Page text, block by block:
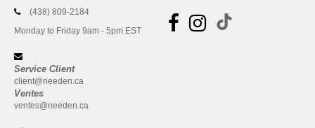
(438) 809-2184
Monday to Friday 9am - 5pm EST
Service Client
client@needen.ca
Ventes
ventes@needen.ca